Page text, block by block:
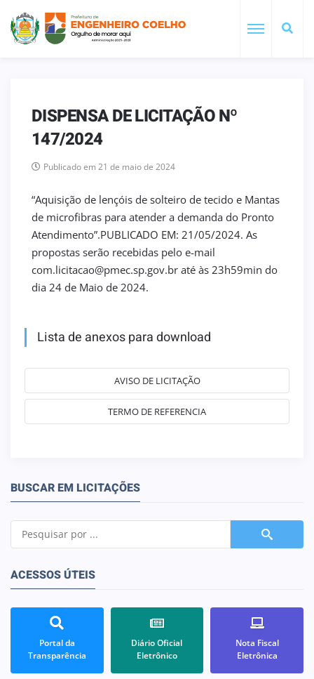
DISPENSA DE LICITAÇÃO Nº
147/2024
Publicado em 21 de maio de 2024
“Aquisição de lençóis de solteiro de tecido e Mantas
de microfibras para atender a demanda do Pronto
Atendimento”.PUBLICADO EM: 21/05/2024. As
propostas serão recebidas pelo e-mail
com.licitacao@pmec.sp.gov.br até às 23h59min do
dia 24 de Maio de 2024.
Lista de anexos para download
AVISO DE LICITAÇÃO
TERMO DE REFERENCIA
BUSCAR EM LICITAÇÕES
ACESSOS ÚTEIS
Portal da
Transparência
Diário Oficial
Eletrônico
Nota Fiscal
Eletrônica